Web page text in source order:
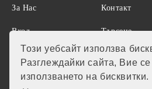
Този уебсайт използва
Разглеждайки сайта, Вие
използването на бисквитки.
За Нас
Вход
Контакт
Търсене